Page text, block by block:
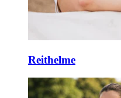
Reithelme